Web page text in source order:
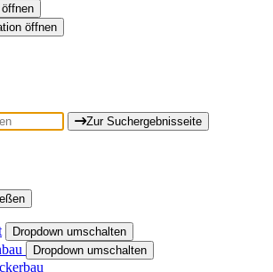
öffnen
Zur Suchergebnisseite
Dropdown umschalten
Dropdown umschalten